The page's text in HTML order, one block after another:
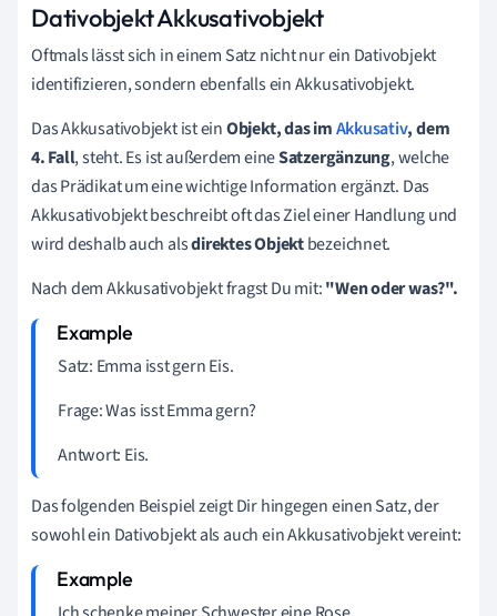
Dativobjekt Akkusativobjekt
Oftmals lässt sich in einem Satz nicht nur ein Dativobjekt
identifizieren, sondern ebenfalls ein Akkusativobjekt.
Das Akkusativobjekt ist einObjekt, das imAkkusativ, dem
4. Fall, steht. Es ist außerdem eineSatzergänzung, welche
das Prädikat um eine wichtige Information ergänzt. Das
Akkusativobjekt beschreibt oft das Ziel einer Handlung und
wird deshalb auch alsdirektes Objektbezeichnet.
Nach demAkkusativobjektfragst Du mit:"Wen oder was?".
Satz: Emma isst gernEis.
Frage: Was isst Emma gern?
Antwort: Eis.
Das folgenden Beispiel zeigt Dir hingegen einen Satz, der
sowohl ein Dativobjekt als auch ein Akkusativobjekt vereint: